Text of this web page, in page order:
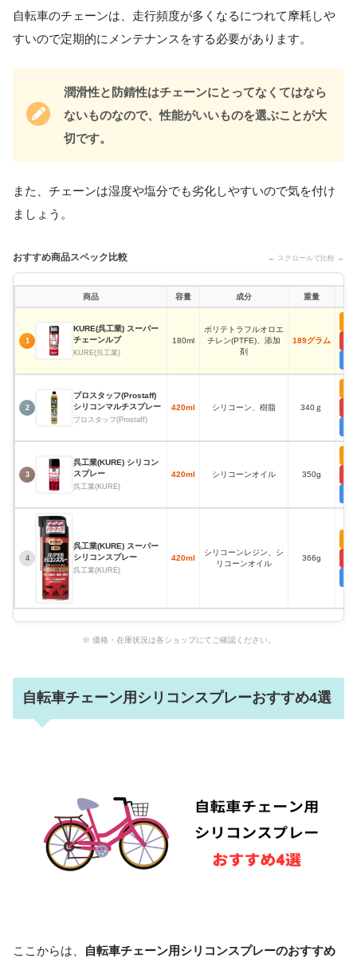
自転車のチェーンは、走行頻度が多くなるにつれて摩耗しや
すいので定期的にメンテナンスをする必要があります。
潤滑性と防錆性はチェーンにとってなくてはなら
ないものなので、性能がいいものを選ぶことが大
切です。
また、チェーンは湿度や塩分でも劣化しやすいので気を付け
ましょう。
おすすめ商品スペック比較 ← スクロールで比較 →
商品 容量 成分 重量
1
KURE(呉工業) スーパー
チェーンルブ
KURE(呉工業)
180ml
ポリテトラフルオロエ
チレン(PTFE)、添加
剤
189グラム
2
プロスタッフ(Prostaff)
シリコンマルチスプレー
プロスタッフ(Prostaff)
420ml シリコーン、樹脂 340ｇ
3
呉工業(KURE) シリコン
スプレー
呉工業(KURE)
420ml シリコーンオイル 350g
4
呉工業(KURE) スーパー
シリコンスプレー
呉工業(KURE)
420ml
シリコーンレジン、シ
リコーンオイル
366g
※ 価格・在庫状況は各ショップにてご確認ください。
自転車チェーン用シリコンスプレーおすすめ4選
ここからは、
自転車チェーン用シリコンスプレーのおすすめ